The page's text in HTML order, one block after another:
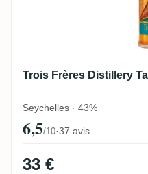
Trois Frères Distillery
Seychelles · 43%
6,5/10·37 avis
33 €